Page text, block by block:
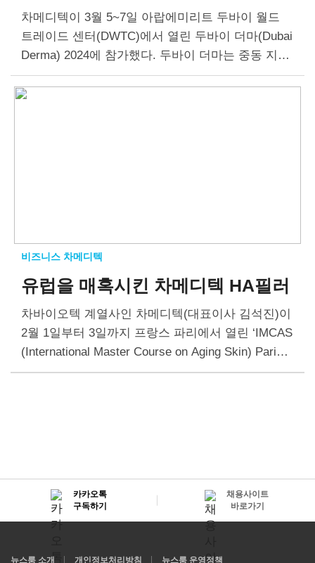
차메디텍이 3월 5~7일 아랍에미리트 두바이 월드
트레이드 센터(DWTC)에서 열린 두바이 더마(Dubai
Derma) 2024에 참가했다. 두바이 더마는 중동 지역
에서 열리는 국제 피부미용 박람회 가운데 가장 규
모가 크다. 매년 100여개 국가에서 1000여개의…
비즈니스 차메디텍
유럽을 매혹시킨 차메디텍 HA필러
차바이오텍 계열사인 차메디텍(대표이사 김석진)이
2월 1일부터 3일까지 프랑스 파리에서 열린 ‘IMCAS
(International Master Course on Aging Skin) Paris 2
024’에 참가해 자체 개발한 HA필러의 우수성을 알
카카오톡
구독하기
채용사이트
바로가기
뉴스룸 소개 개인정보처리방침 뉴스룸 운영정책